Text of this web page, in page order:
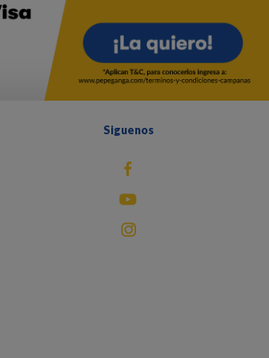
Siguenos
fb
You Tube
instagram